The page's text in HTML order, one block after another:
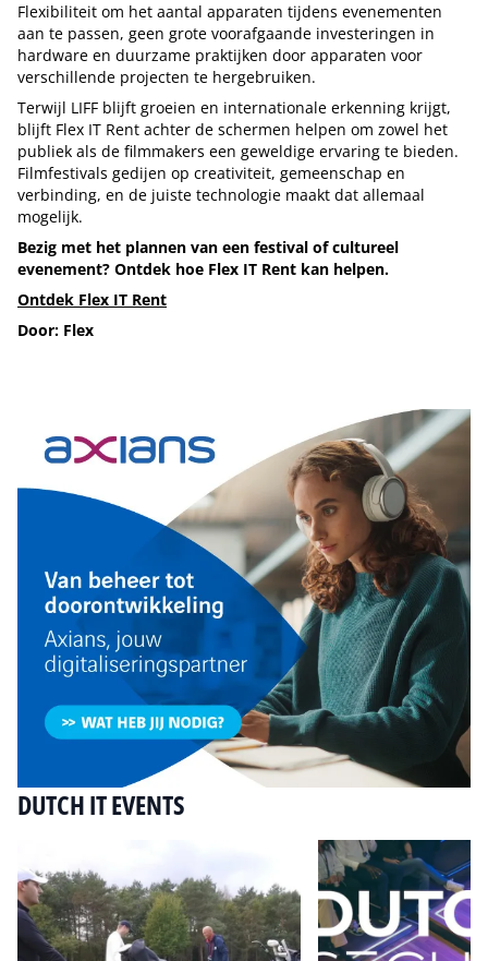
Flexibiliteit om het aantal apparaten tijdens evenementen
aan te passen, geen grote voorafgaande investeringen in
hardware en duurzame praktijken door apparaten voor
verschillende projecten te hergebruiken.
Terwijl LIFF blijft groeien en internationale erkenning krijgt,
blijft Flex IT Rent achter de schermen helpen om zowel het
publiek als de filmmakers een geweldige ervaring te bieden.
Filmfestivals gedijen op creativiteit, gemeenschap en
verbinding, en de juiste technologie maakt dat allemaal
mogelijk.
Bezig met het plannen van een festival of cultureel
evenement? Ontdek hoe Flex IT Rent kan helpen.
Ontdek Flex IT Rent
Door: Flex
DUTCH IT EVENTS